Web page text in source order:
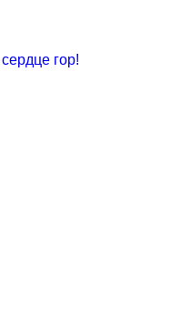
гор!